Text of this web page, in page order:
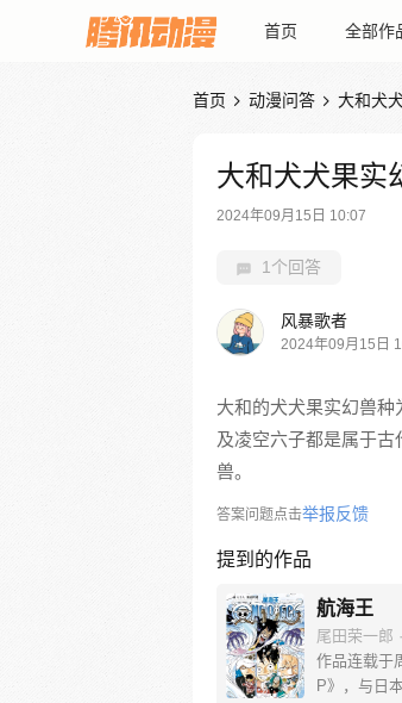
首页 全部作
首页  动漫问答  大和犬
大和犬犬果实
2024年09月15日 10:07
1个回答
风暴歌者
2024年09月15日
大和的犬犬果实幻兽
及凌空六子都是属于
兽。
答案问题点击举报反馈
提到的作品
航海王
尾田荣一郎
作品连载于
P》，与日